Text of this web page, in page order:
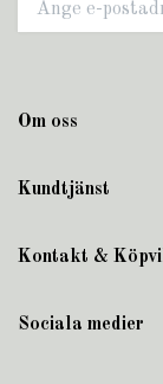
Om oss
Kundtjänst
Kontakt &
Sociala medier